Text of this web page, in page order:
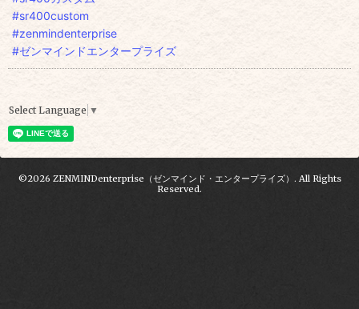
#sr400custom
#zenmindenterprise
#ゼンマインドエンタープライズ
Select Language ▼
©2026 ZENMINDenterprise（ゼンマインド・エンタープライズ） . All Rights
Reserved.